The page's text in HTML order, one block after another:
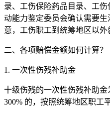
录、工伤保险药品目录、工伤
动能力鉴定委员会确认需要生
意，工伤职工到统筹地区以外
二、各项赔偿金额如何计算？
1. 一次性伤残补助金
十级伤残的一次性伤残补助
300% 的，按照统筹地区职工